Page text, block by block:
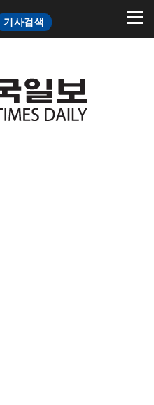
기사검색